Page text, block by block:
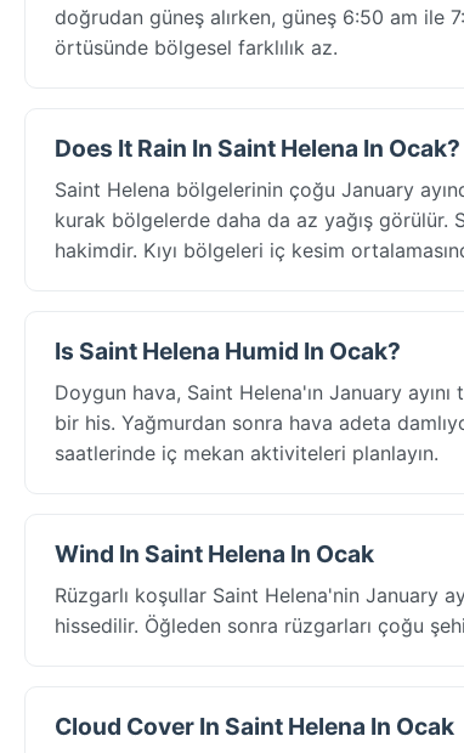
doğrudan güneş alırken, güneş 6:50 am ile
örtüsünde bölgesel farklılık az.
Does It Rain In Saint Helena In Ocak?
Saint Helena bölgelerinin çoğu January
kurak bölgelerde daha da az yağış görülür.
hakimdir. Kıyı bölgeleri iç kesim
Is Saint Helena Humid In Ocak?
Doygun hava, Saint Helena'ın January
bir his. Yağmurdan sonra hava adeta
saatlerinde iç mekan aktiviteleri planlayın.
Wind In Saint Helena In Ocak
Rüzgarlı koşullar Saint Helena'nin January
hissedilir. Öğleden sonra rüzgarları çoğu
Cloud Cover In Saint Helena In Ocak